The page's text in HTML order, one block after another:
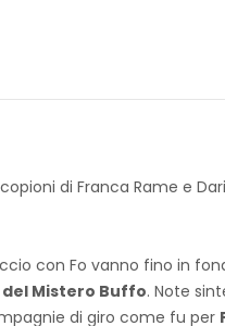
di Franca Rame e
con Fo vanno fino in
del Mistero Buffo. Note
di giro come fu per